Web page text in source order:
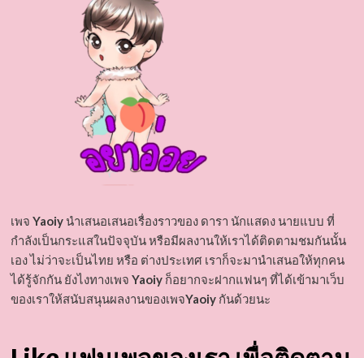
เพจ Yaoiyนำเสนอเสนอเรื่องราวของ ดารา นักแสดง นายแบบ ที่
กำลังเป็นกระแสในปัจจุบัน หรือมีผลงานให้เราได้ติดตามชมกันนั้น
เอง ไม่ว่าจะเป็นไทย หรือ ต่างประเทศ เราก็จะมานำเสนอให้ทุกคน
ได้รู้จักกัน ยังไงทางเพจ Yaoiyก็อยากจะฝากแฟนๆ ที่ได้เข้ามาเว็บ
ของเราให้สนับสนุนผลงานของเพจYaoiyกันด้วยนะ